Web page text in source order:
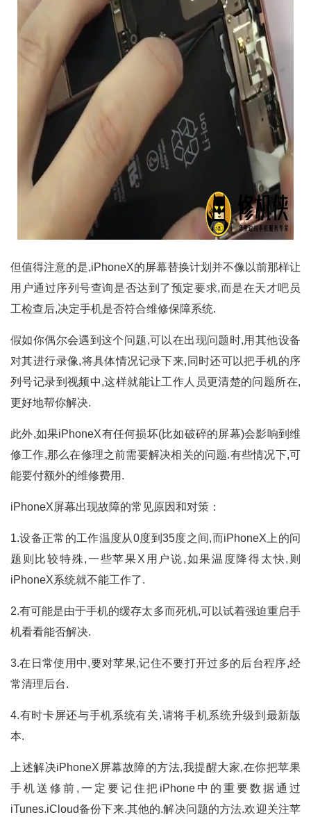
但值得注意的是,iPhoneX的屏幕替换计划并不像以前那样让
用户通过序列号查询是否达到了预定要求,而是在天才吧员
工检查后,决定手机是否符合维修保障系统.
假如你偶尔会遇到这个问题,可以在出现问题时,用其他设备
对其进行录像,将具体情况记录下来,同时还可以把手机的序
列号记录到视频中,这样就能让工作人员更清楚的问题所在,
更好地帮你解决.
此外,如果iPhoneX有任何损坏(比如破碎的屏幕)会影响到维
修工作,那么在修理之前需要解决相关的问题.有些情况下,可
能要付额外的维修费用.
iPhoneX屏幕出现故障的常见原因和对策：
1.设备正常的工作温度从0度到35度之间,而iPhoneX上的问
题则比较特殊,一些苹果X用户说,如果温度降得太快,则
iPhoneX系统就不能工作了.
2.有可能是由于手机的缓存太多而死机,可以试着强迫重启手
机看看能否解决.
3.在日常使用中,要对苹果,记住不要打开过多的后台程序,经
常清理后台.
4.有时卡屏还与手机系统有关,请将手机系统升级到最新版
本.
上述解决iPhoneX屏幕故障的方法,我提醒大家,在你把苹果
手机送修前,一定要记住把iPhone中的重要数据通过
iTunes.iCloud备份下来.其他的.解决问题的方法.欢迎关注苹